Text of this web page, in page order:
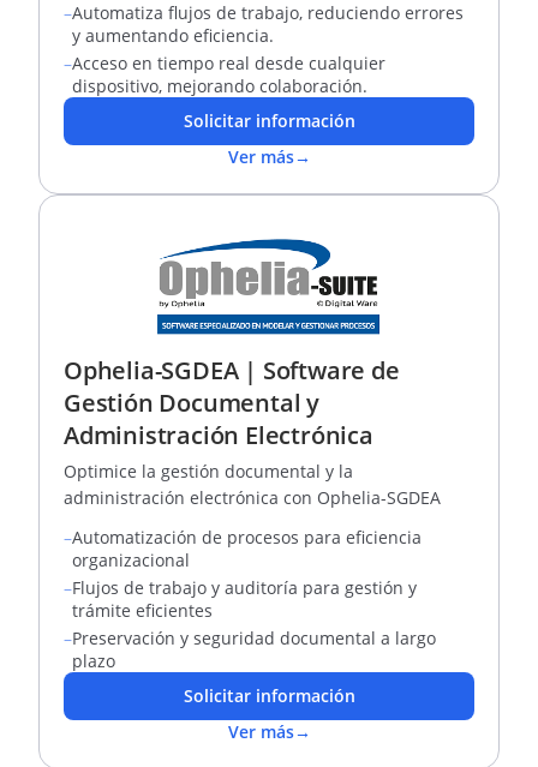
–Automatiza flujos de trabajo, reduciendo errores
y aumentando eficiencia.
–Acceso en tiempo real desde cualquier
dispositivo, mejorando colaboración.
Solicitar información
Ver más→
Ophelia-SGDEA | Software de
Gestión Documental y
Administración Electrónica
Optimice la gestión documental y la
administración electrónica con Ophelia-SGDEA
–Automatización de procesos para eficiencia
organizacional
–Flujos de trabajo y auditoría para gestión y
trámite eficientes
–Preservación y seguridad documental a largo
plazo
Solicitar información
Ver más→